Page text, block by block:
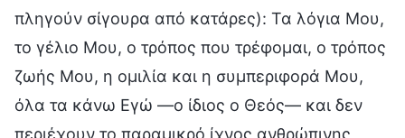
πληγούν σίγουρα από κατάρες): Τα λόγια Μου,
το γέλιο Μου, ο τρόπος που τρέφομαι, ο τρόπος
ζωής Μου, η ομιλία και η συμπεριφορά Μου,
όλα τα κάνω Εγώ —ο ίδιος ο Θεός— και δεν
περιέχουν το παραμικρό ίχνος ανθρώπινης